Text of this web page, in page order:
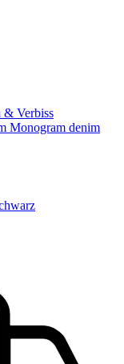
& Verbiss
Monogram denim